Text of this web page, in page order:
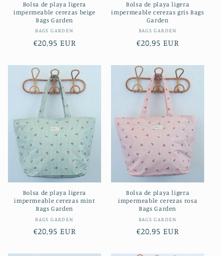
Bolsa de playa ligera
impermeable cerezas beige
Bags Garden
Proveedor:
BAGS GARDEN
Precio
€20,95 EUR
Bolsa de playa ligera
impermeable cerezas gris Bags
Garden
Proveedor:
BAGS GARDEN
Precio
€20,95 EUR
Bolsa de playa ligera
impermeable cerezas mint
Bags Garden
Proveedor:
BAGS GARDEN
Precio
€20,95 EUR
Bolsa de playa ligera
impermeable cerezas rosa
Bags Garden
Proveedor:
BAGS GARDEN
Precio
€20,95 EUR